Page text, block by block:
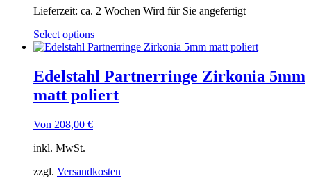
Lieferzeit: ca. 2 Wochen Wird für Sie angefertigt
Select options
Edelstahl Partnerringe Zirkonia 5mm
matt poliert
Von 208,00 €
inkl. MwSt.
zzgl. Versandkosten